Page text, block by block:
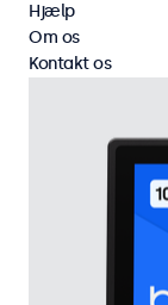
Panel monteret
Hjælp
Om os
Kontakt os